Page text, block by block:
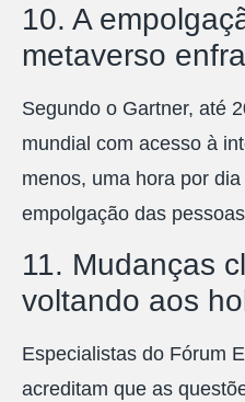
10. A
metaverso
Segundo o Gartner, até
mundial com acesso à
menos, uma hora por
empolgação das
11. Mudanças
voltando aos
Especialistas do Fórum
acreditam que as